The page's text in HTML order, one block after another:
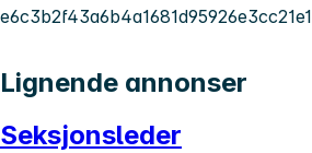
e6c3b2f43a6b4a1681d95926e3cc21e1
Lignende annonser
Seksjonsleder